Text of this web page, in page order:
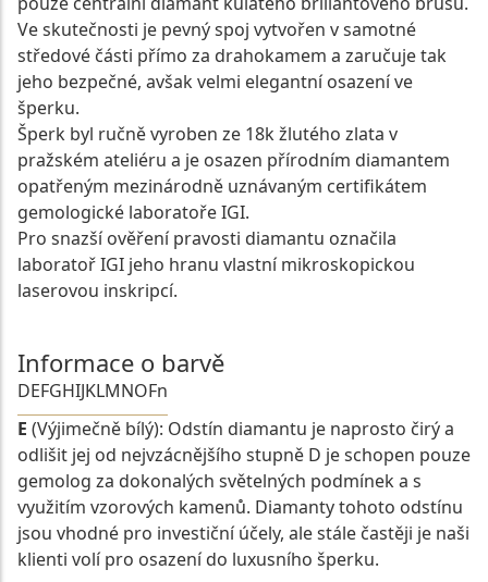
Ve skutečnosti je pevný spoj vytvořen v samotné
středové části přímo za drahokamem a zaručuje tak
jeho bezpečné, avšak velmi elegantní osazení ve
šperku.
Šperk byl ručně vyroben ze 18k žlutého zlata v
pražském ateliéru a je osazen přírodním diamantem
opatřeným mezinárodně uznávaným certifikátem
gemologické laboratoře IGI.
Pro snazší ověření pravosti diamantu označila
laboratoř IGI jeho hranu vlastní mikroskopickou
laserovou inskripcí.
Informace o barvě
DEFGHIJKLMNOFn
E (Výjimečně bílý): Odstín diamantu je naprosto čirý a
odlišit jej od nejvzácnějšího stupně D je schopen pouze
gemolog za dokonalých světelných podmínek a s
využitím vzorových kamenů. Diamanty tohoto odstínu
jsou vhodné pro investiční účely, ale stále častěji je naši
klienti volí pro osazení do luxusního šperku.